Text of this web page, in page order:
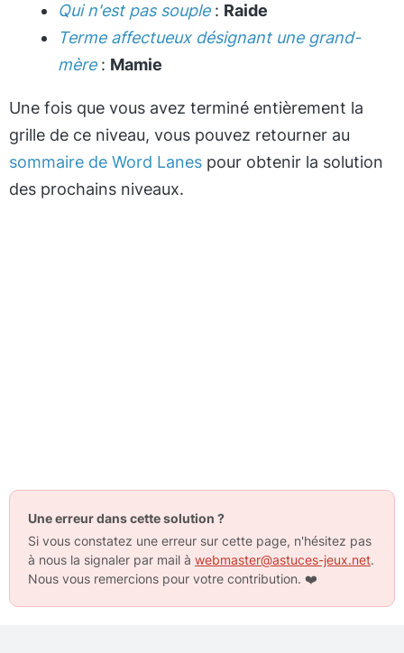
Qui n'est pas souple: Raide
Terme affectueux désignant une grand-
mère: Mamie
Une fois que vous avez terminé entièrement la
grille de ce niveau, vous pouvez retourner au
sommaire de Word Lanes pour obtenir la solution
des prochains niveaux.
Une erreur dans cette solution ?
Si vous constatez une erreur sur cette page, n'hésitez pas
à nous la signaler par mail à webmaster@astuces-jeux.net.
Nous vous remercions pour votre contribution. ❤️